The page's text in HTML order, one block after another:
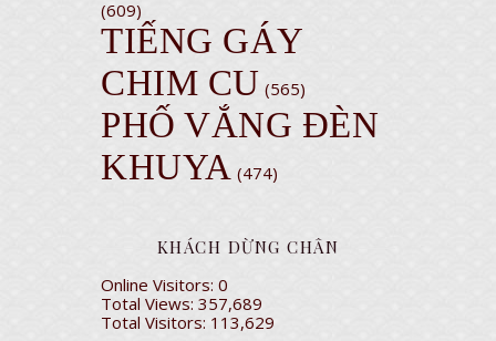
(609)
TIẾNG GÁY
CHIM CU (565)
PHỐ VẮNG ĐÈN
KHUYA (474)
KHÁCH DỪNG CHÂN
Online Visitors:0
Total Views:357,689
Total Visitors: 113,629